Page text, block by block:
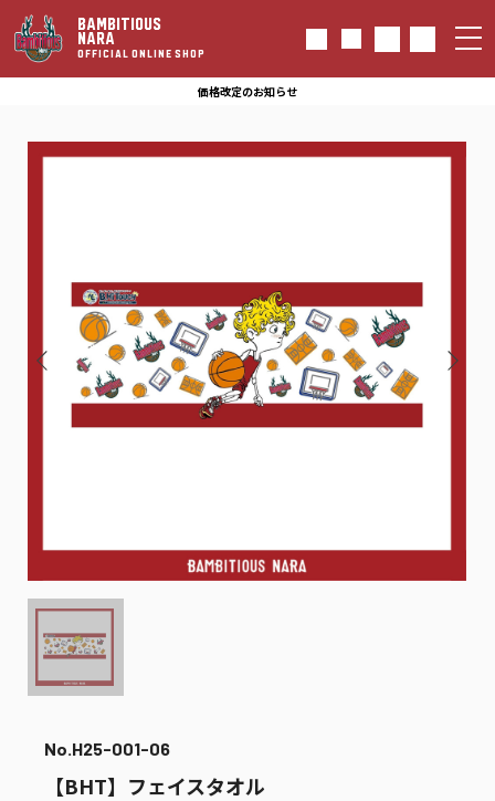
BAMBITIOUS
NARA
OFFICIAL ONLINE SHOP
価格改定のお知らせ
No.H25-001-06
【BHT】フェイスタオル